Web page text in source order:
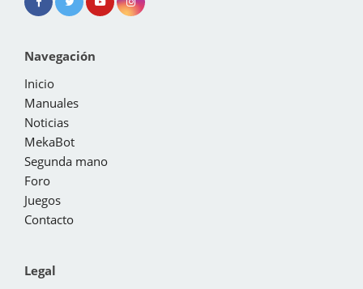
Navegación
Inicio
Manuales
Noticias
MekaBot
Segunda mano
Foro
Juegos
Contacto
Legal